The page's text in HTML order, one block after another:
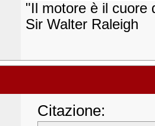
"Il motore è il cuore
Sir Walter Raleigh
Citazione: